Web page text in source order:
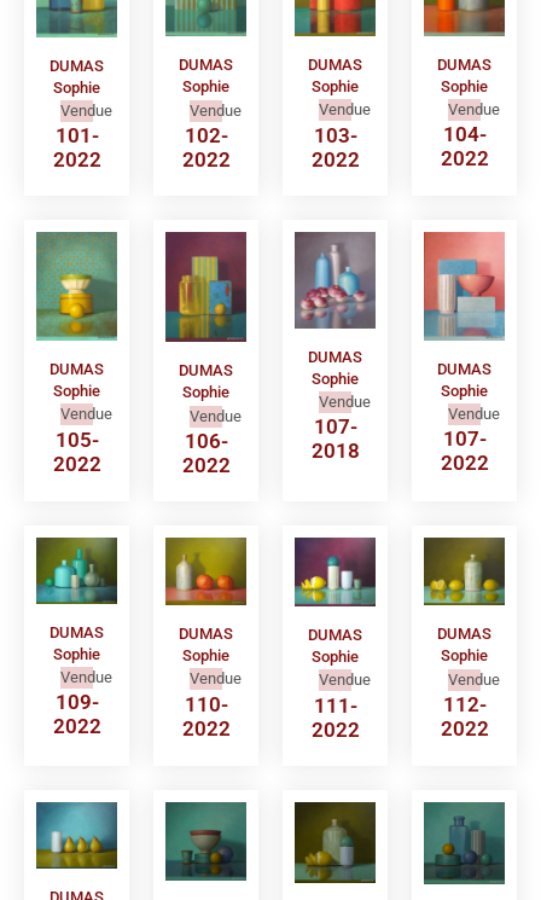
DUMAS
Sophie
Vendue
101-
2022
DUMAS
Sophie
Vendue
102-
2022
DUMAS
Sophie
Vendue
103-
2022
DUMAS
Sophie
Vendue
104-
2022
DUMAS
Sophie
Vendue
105-
2022
DUMAS
Sophie
Vendue
106-
2022
DUMAS
Sophie
Vendue
107-
2018
DUMAS
Sophie
Vendue
107-
2022
DUMAS
Sophie
Vendue
109-
2022
DUMAS
Sophie
Vendue
110-
2022
DUMAS
Sophie
Vendue
111-
2022
DUMAS
Sophie
Vendue
112-
2022